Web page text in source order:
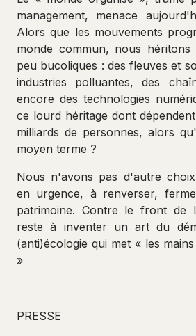
management, menace
Alors que les mouvements
monde commun, nous héritons
peu bucoliques : des fleuves et
industries polluantes, des
encore des technologies
ce lourd héritage dont
milliards de personnes, alors
moyen terme ?
Nous n'avons pas d'autre
en urgence, à renverser,
patrimoine. Contre le front de
reste à inventer un art du
(anti)écologie qui met « les
»
PRESSE